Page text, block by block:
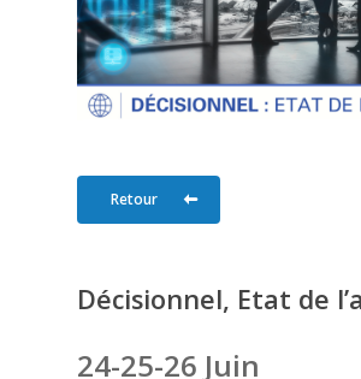
Retour
Décisionnel, Etat de
24-25-26 Juin